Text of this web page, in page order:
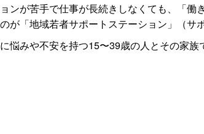
ンが苦手で仕事が長続きしなくても、「
「地域若者サポートステーション」（サ
悩みや不安を持つ15〜39歳の人とその家